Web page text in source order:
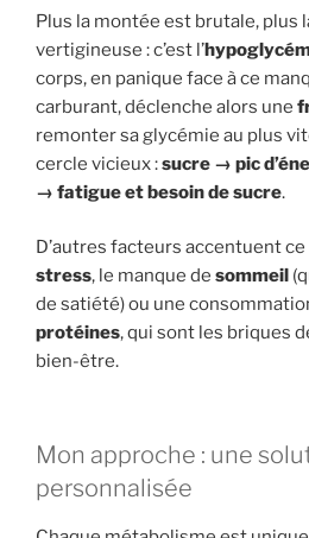
Plus la montée est brutale, plus
vertigineuse : c’est l’
corps, en panique face à ce
carburant, déclenche alors une
remonter sa glycémie au plus
cercle vicieux :sucre → pic
→ fatigue et besoin de sucre.
D’autres facteurs accentuent
stress, le manque de sommeil
de satiété) ou une
protéines, qui sont les briques
bien-être.
Mon approche : une
personnalisée